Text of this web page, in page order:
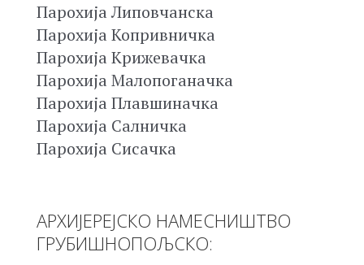
Парохија Липовчанска
Парохија Копривничка
Парохија Крижевачка
Парохија Малопоганачка
Парохија Плавшиначка
Парохија Салничка
Парохија Сисачка
АРХИЈЕРЕЈСКО НАМЕСНИШТВО
ГРУБИШНОПОЉСКО: